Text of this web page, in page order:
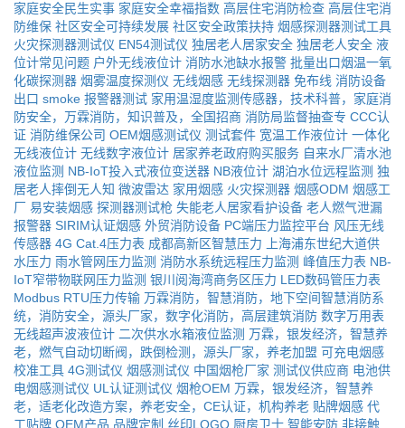
家庭安全民生实事 家庭安全幸福指数 高层住宅消防检查 高层住宅消
防维保 社区安全可持续发展 社区安全政策扶持 烟感探测器测试工具
火灾探测器测试仪 EN54测试仪 独居老人居家安全 独居老人安全 液
位计常见问题 户外无线液位计 消防水池缺水报警 批量出口烟温一氧
化碳探测器 烟雾温度探测仪 无线烟感 无线探测器 免布线 消防设备
出口 smoke 报警器测试 家用温湿度监测传感器，技术科普，家庭消
防安全，万霖消防，知识普及，全国招商 消防局监督抽查专 CCC认
证 消防维保公司 OEM烟感测试仪 测试套件 宽温工作液位计 一体化
无线液位计 无线数字液位计 居家养老政府购买服务 自来水厂清水池
液位监测 NB-IoT投入式液位变送器 NB液位计 湖泊水位远程监测 独
居老人摔倒无人知 微波雷达 家用烟感 火灾探测器 烟感ODM 烟感工
厂 易安装烟感 探测器测试枪 失能老人居家看护设备 老人燃气泄漏
报警器 SIRIM认证烟感 外贸消防设备 PC端压力监控平台 风压无线
传感器 4G Cat.4压力表 成都高新区智慧压力
上海浦东世纪大道供
水压力 雨水管网压力监测 消防水系统远程压力监测 峰值压力表 NB-
IoT窄带物联网压力监测 银川阅海湾商务区压力 LED数码管压力表
Modbus RTU压力传输 万霖消防，智慧消防，地下空间智慧消防系
统，消防安全，源头厂家，数字化消防，高层建筑消防 数字万用表
无线超声波液位计 二次供水水箱液位监测 万霖，银发经济，智慧养
老，燃气自动切断阀，跌倒检测，源头厂家，养老加盟 可充电烟感
校准工具 4G测试仪 烟感测试仪 中国烟枪厂家 测试仪供应商 电池供
电烟感测试仪 UL认证测试仪 烟枪OEM 万霖，银发经济，智慧养
老，适老化改造方案，养老安全，CE认证，机构养老 贴牌烟感 代
工贴牌 OEM产品 品牌定制 丝印LOGO 厨房卫士 智能安防 非接触